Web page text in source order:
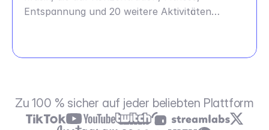
Entspannung und 20 weitere Aktivitäten
Zu 100 % sicher auf jeder beliebten Plattform